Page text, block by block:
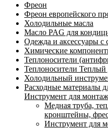
Фреон
Фреон европейского
Холодильные масла
Масло PAG для
Одежда и аксессуары
Химические
Теплоносители
Теплоносители Теплый
Холодильный
Расходные материалы
Инструмент для
Медная труба,
кронштейны,
Инструмент для